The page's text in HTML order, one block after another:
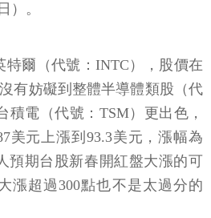
）。
特爾（代號：INTC），股價在
有妨礙到整體半導體類股（代
積電（代號：TSM）更出色，
美元上漲到93.3美元，漲幅為
預期台股新春開紅盤大漲的可
漲超過300點也不是太過分的